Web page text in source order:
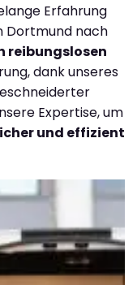
Erfahrung
Dortmund nach
reibungslosen
dank unseres
Expertise, um
und effizient